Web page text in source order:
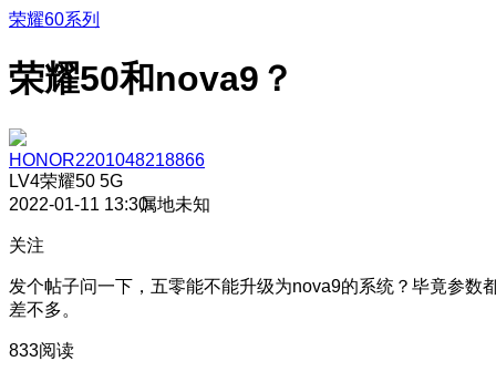
荣耀60系列
荣耀50和nova9？
HONOR2201048218866
LV4荣耀50 5G
2022-01-11 13:30属地未知
关注
发个帖子问一下，五零能不能升级为nova9的系统？毕竟参数
差不多。
833阅读